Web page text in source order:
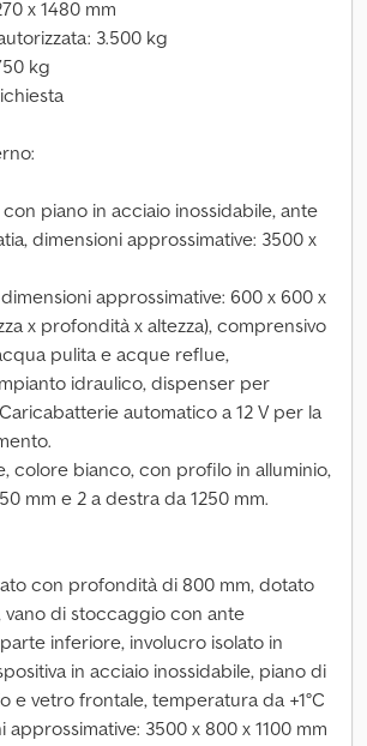
x 1480 mm
3.500 kg
kg
piano in acciaio inossidabile, ante
dimensioni approssimative: 3500 x
approssimative: 600 x 600 x
x profondità x altezza), comprensivo
pulita e acque reflue,
idraulico, dispenser per
automatico a 12 V per la
colore bianco, con profilo in alluminio,
mm e 2 a destra da 1250 mm.
con profondità di 800 mm, dotato
di stoccaggio con ante
inferiore, involucro isolato in
in acciaio inossidabile, piano di
e vetro frontale, temperatura da +1°C
approssimative: 3500 x 800 x 1100 mm